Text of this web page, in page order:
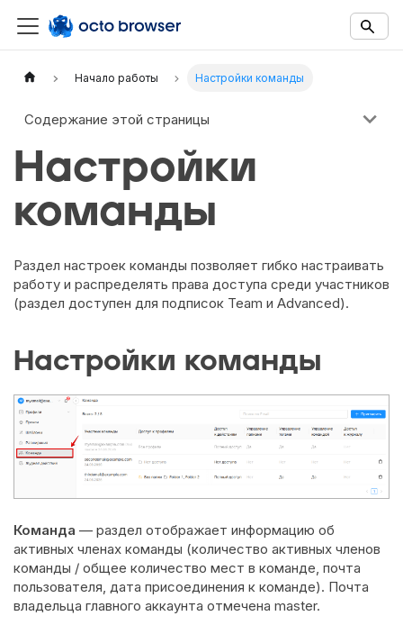
Documentation Index
Fetch the complete documentation index at:https://
Use this file to discover all available documentation pages
Начало работы Настройки команды
Содержание этой страницы
Настройки
команды
Раздел настроек команды позволяет гибко настраивать
работу и распределять права доступа среди участников
(раздел доступен для подписок Team и Advanced).
Настройки команды
Команда — раздел отображает информацию об
активных членах команды (количество активных членов
команды / общее количество мест в команде, почта
пользователя, дата присоединения к команде). Почта
владельца главного аккаунта отмечена master.